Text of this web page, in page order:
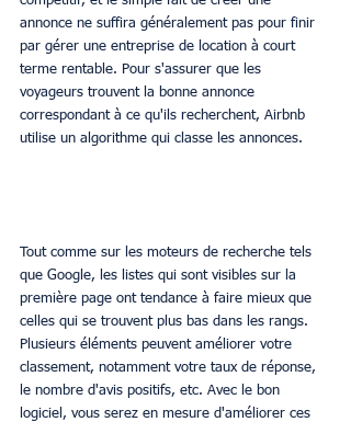
annonce ne suffira généralement pas pour finir
par gérer une entreprise de location à court
terme rentable. Pour s'assurer que les
voyageurs trouvent la bonne annonce
correspondant à ce qu'ils recherchent, Airbnb
utilise un algorithme qui classe les annonces.
Tout comme sur les moteurs de recherche tels
que Google, les listes qui sont visibles sur la
première page ont tendance à faire mieux que
celles qui se trouvent plus bas dans les rangs.
Plusieurs éléments peuvent améliorer votre
classement, notamment votre taux de réponse,
le nombre d'avis positifs, etc. Avec le bon
logiciel, vous serez en mesure d'améliorer ces